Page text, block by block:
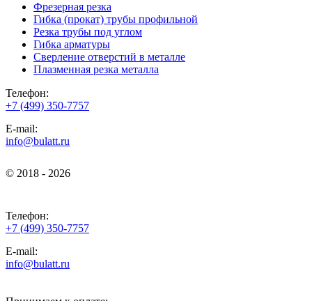
Фрезерная резка
Гибка (прокат) трубы профильной
Резка трубы под углом
Гибка арматуры
Сверление отверстий в металле
Плазменная резка металла
Телефон:
+7 (499) 350-7757
E-mail:
info@bulatt.ru
© 2018 - 2026
Телефон:
+7 (499) 350-7757
E-mail:
info@bulatt.ru